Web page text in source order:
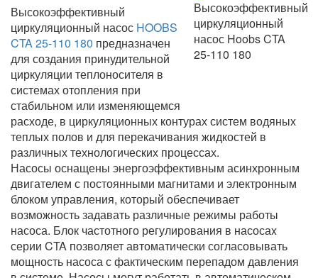
Высокоэффективный
циркуляционный насос HOOBS
CTA 25-110 180 предназначен
для создания принудительной
циркуляции теплоносителя в
системах отопления при
стабильном или изменяющемся
расходе, в циркуляционных контурах систем водяных
теплых полов и для перекачивания жидкостей в
различных технологических процессах.
Насосы оснащены энергоэффективным асинхронным
двигателем с постоянными магнитами и электронным
блоком управления, который обеспечивает
возможность задавать различные режимы работы
насоса. Блок частотного регулирования в насосаx
серии CTA позволяет автоматически согласовывать
мощность насоса с фактическим перепадом давления